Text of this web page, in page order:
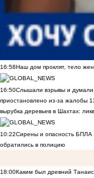
16:58Наш дом проклят, тело
16:50Слышали взрывы и думали,
приостановлено из-за жалобы
вырубка деревьев в Шахтах:
10:22Сирены и опасность БПЛА
обратились в полицию
18:00Каким был древний